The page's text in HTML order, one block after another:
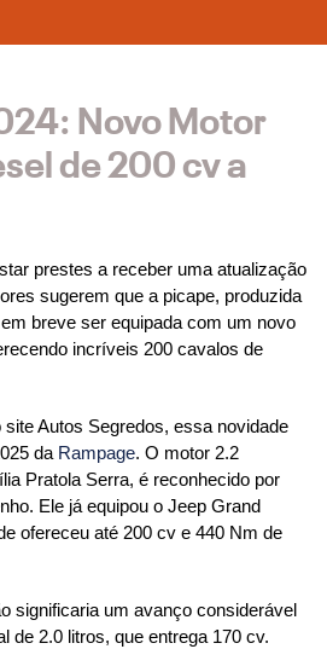
Novo Motor
de 200 cv a
prestes a receber uma atualização
sugerem que a picape, produzida
breve ser equipada com um novo
incríveis 200 cavalos de
Autos Segredos, essa novidade
da Rampage. O motor 2.2
Pratola Serra, é reconhecido por
Ele já equipou o Jeep Grand
ofereceu até 200 cv e 440 Nm de
significaria um avanço considerável
de 2.0 litros, que entrega 170 cv.